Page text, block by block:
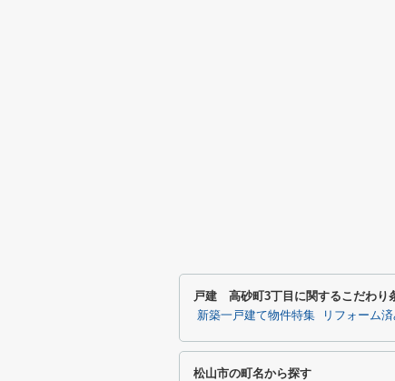
戸建 高砂町3丁目に関するこだわり
新築一戸建て物件特集 リフォーム
松山市の町名から探す